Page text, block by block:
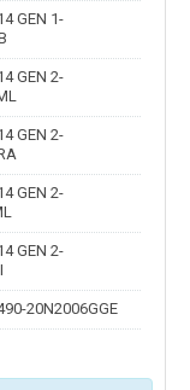
GEN 1-
GEN 2-
GEN 2-
GEN 2-
GEN 2-
20N2006GGE